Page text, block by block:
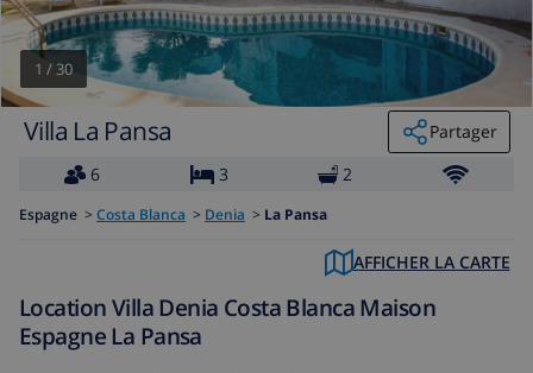
1 /30
Villa La Pansa
Partager
6
3 2
Espagne > Costa Blanca > Denia > La Pansa
AFFICHER LA CARTE
Location Villa Denia Costa Blanca Maison
Espagne La Pansa